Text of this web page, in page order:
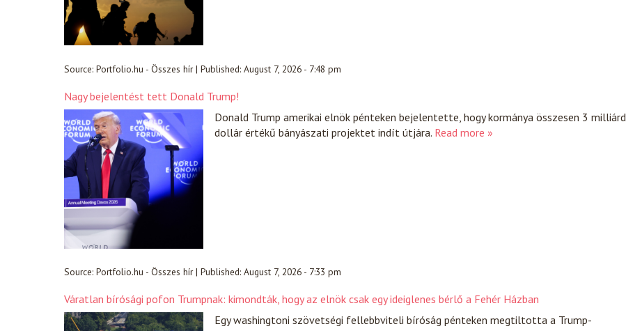
Source: Portfolio.hu - Összes hír| Published: August 7, 2026 - 7:48 pm
Nagy bejelentést tett Donald Trump!
Donald Trump amerikai elnök pénteken bejelentette, hogy kormánya összesen 3 milliárd
dollár értékű bányászati projektet indít útjára. Read more »
Source: Portfolio.hu - Összes hír| Published: August 7, 2026 - 7:33 pm
Váratlan bírósági pofon Trumpnak: kimondták, hogy az elnök csak egy ideiglenes bérlő a Fehér Házban
Egy washingtoni szövetségi fellebbviteli bíróság pénteken megtiltotta a Trump-